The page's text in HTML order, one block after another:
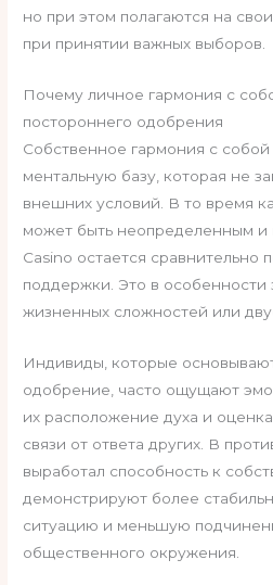
но при этом полагаются на
при принятии важных выборов.
Почему личное гармония с
постороннего одобрения
Собственное гармония с
ментальную базу, которая не
внешних условий. В то время
может быть неопределенным и
Casino остается сравнительно
поддержки. Это в особенности
жизненных сложностей или
Индивиды, которые
одобрение, часто ощущают
их расположение духа и
связи от ответа других. В
выработал способность к
демонстрируют более
ситуацию и меньшую
общественного окружения.